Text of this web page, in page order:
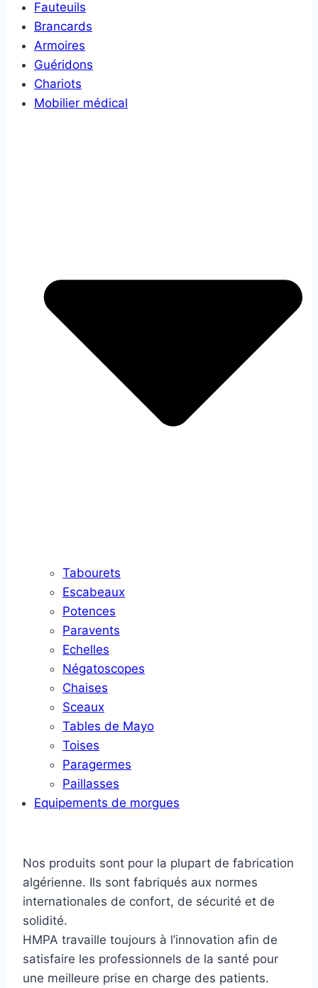
Fauteuils
Brancards
Armoires
Guéridons
Chariots
Mobilier médical
Tabourets
Escabeaux
Potences
Paravents
Echelles
Négatoscopes
Chaises
Sceaux
Tables de Mayo
Toises
Paragermes
Paillasses
Equipements de morgues
Nos produits sont pour la plupart de fabrication
algérienne. Ils sont fabriqués aux normes
internationales de confort, de sécurité et de
solidité.
HMPA travaille toujours à l’innovation afin de
satisfaire les professionnels de la santé pour
une meilleure prise en charge des patients.